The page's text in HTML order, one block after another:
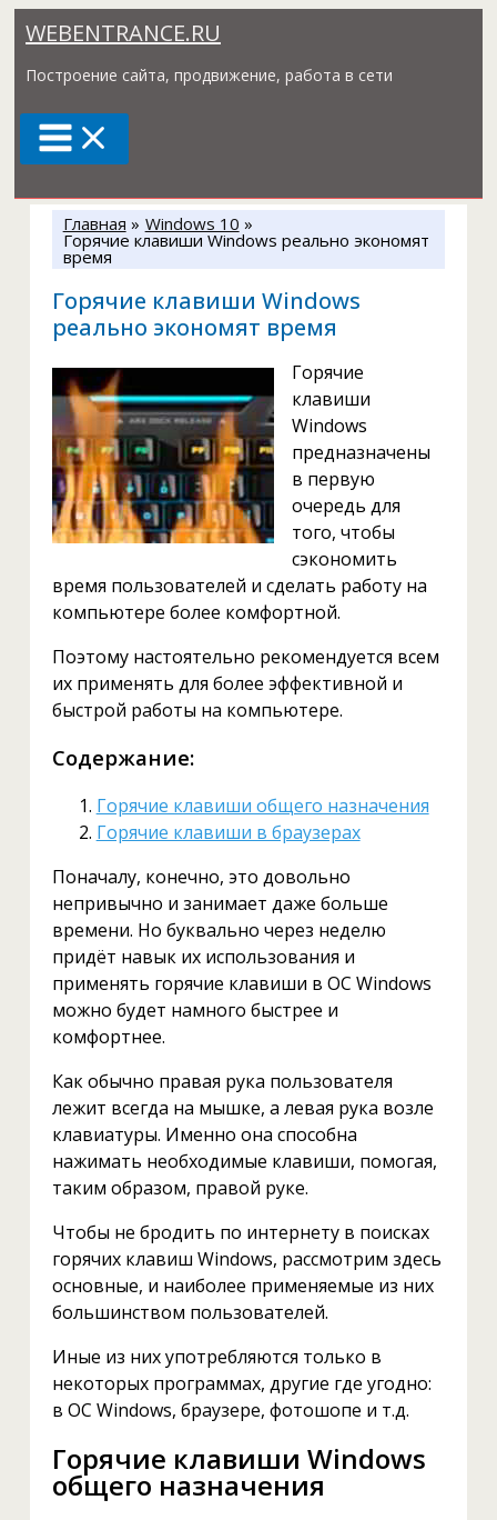
Перейти
содержимому
WEBENTRANCE.RU
Построение сайта, продвижение, работа в сети
Главная Windows 10
Горячие клавиши Windows реально экономят
время
Горячие клавиши Windows
реально экономят время
Горячие
клавиши
Windows
предназначены
в первую
очередь для
того, чтобы
сэкономить
время пользователей и сделать работу на
компьютере более комфортной.
Поэтому настоятельно рекомендуется всем
их применять для более эффективной и
быстрой работы на компьютере.
Содержание:
Горячие клавиши общего назначения
Горячие клавиши в браузерах
Поначалу, конечно, это довольно
непривычно и занимает даже больше
времени. Но буквально через неделю
придёт навык их использования и
применять горячие клавиши в ОС Windows
можно будет намного быстрее и
комфортнее.
Как обычно правая рука пользователя
лежит всегда на мышке, а левая рука возле
клавиатуры. Именно она способна
нажимать необходимые клавиши, помогая,
таким образом, правой руке.
Чтобы не бродить по интернету в поисках
горячих клавиш Windows, рассмотрим здесь
основные, и наиболее применяемые из них
большинством пользователей.
Иные из них употребляются только в
некоторых программах, другие где угодно:
в ОС Windows, браузере, фотошопе и т.д.
Горячие клавиши Windows
общего назначения